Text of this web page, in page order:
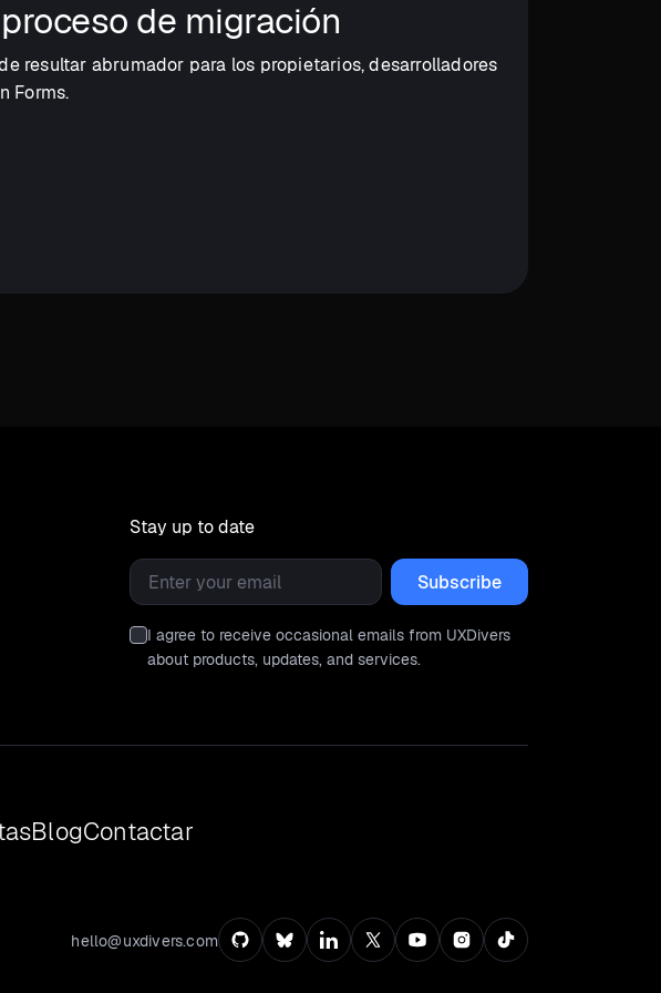
de migración
resultar abrumador para los propietarios, desarrolladores
Forms.
Stay up to date
Email
I agree to receive occasional emails from UXDivers
about products, updates, and services.
BlogContactar
hello@uxdivers.com